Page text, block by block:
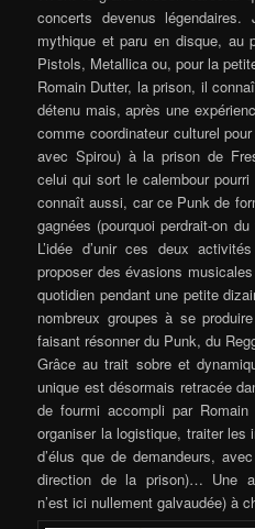
concerts devenus
mythique et paru en disque, au
Pistols, Metallica ou, pour la
Romain Dutter, la prison, il
détenu mais, après une
comme coordinateur culturel
avec Spirou) à la prison de
celui qui sort le calembour
connaît aussi, car ce Punk de
gagnées (pourquoi perdrait-on
L’idée d’unir ces deux
proposer des évasions
quotidien pendant une petite
nombreux groupes à se
faisant résonner du Punk, du
Grâce au trait sobre et
unique est désormais retracée
de fourmi accompli par
organiser la logistique, traiter les
d’élus que de demandeurs,
direction de la prison)… Une
n’est ici nullement galvaudée) à